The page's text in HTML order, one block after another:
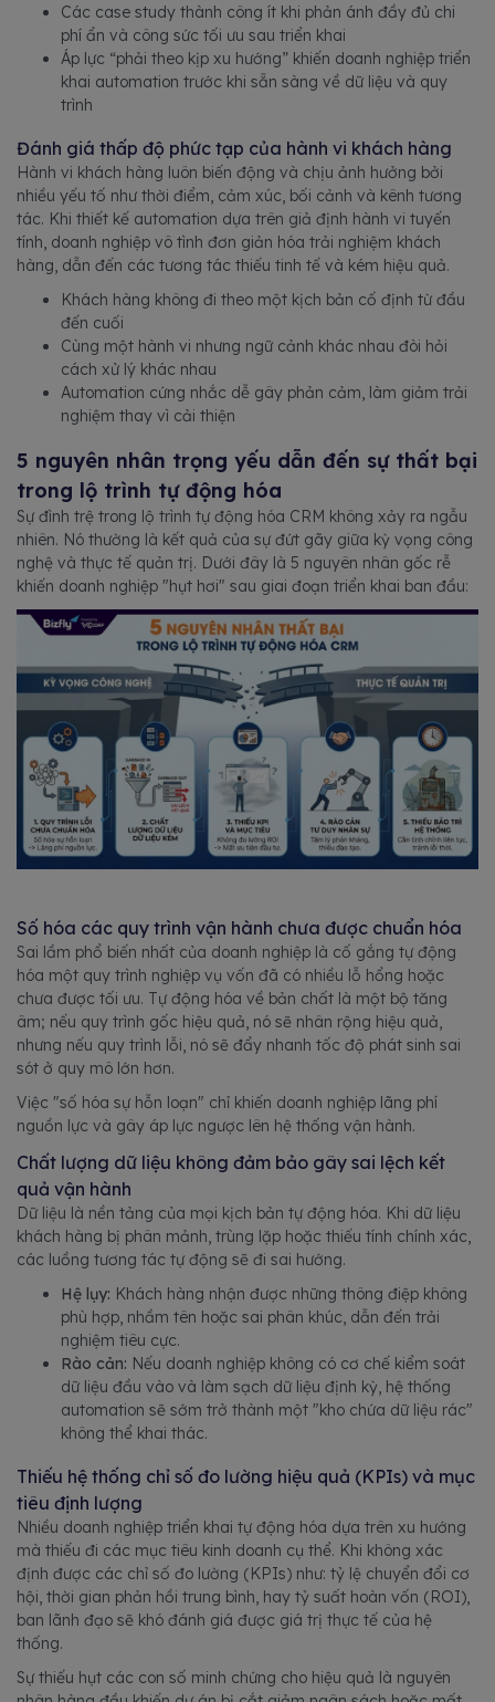
Các case study thành công ít khi phản ánh đầy đủ chi
phí ẩn và công sức tối ưu sau triển khai
Áp lực “phải theo kịp xu hướng” khiến doanh nghiệp triển
khai automation trước khi sẵn sàng về dữ liệu và quy
trình
Đánh giá thấp độ phức tạp của hành vi khách hàng
Hành vi khách hàng luôn biến động và chịu ảnh hưởng bởi
nhiều yếu tố như thời điểm, cảm xúc, bối cảnh và kênh tương
tác. Khi thiết kế automation dựa trên giả định hành vi tuyến
tính, doanh nghiệp vô tình đơn giản hóa trải nghiệm khách
hàng, dẫn đến các tương tác thiếu tinh tế và kém hiệu quả.
Khách hàng không đi theo một kịch bản cố định từ đầu
đến cuối
Cùng một hành vi nhưng ngữ cảnh khác nhau đòi hỏi
cách xử lý khác nhau
Automation cứng nhắc dễ gây phản cảm, làm giảm trải
nghiệm thay vì cải thiện
5 nguyên nhân trọng yếu dẫn đến sự thất bại
trong lộ trình tự động hóa
Sự đình trệ trong lộ trình tự động hóa CRM không xảy ra ngẫu
nhiên. Nó thường là kết quả của sự đứt gãy giữa kỳ vọng công
nghệ và thực tế quản trị. Dưới đây là 5 nguyên nhân gốc rễ
khiến doanh nghiệp "hụt hơi" sau giai đoạn triển khai ban đầu:
Số hóa các quy trình vận hành chưa được chuẩn hóa
Sai lầm phổ biến nhất của doanh nghiệp là cố gắng tự động
hóa một quy trình nghiệp vụ vốn đã có nhiều lỗ hổng hoặc
chưa được tối ưu. Tự động hóa về bản chất là một bộ tăng
âm; nếu quy trình gốc hiệu quả, nó sẽ nhân rộng hiệu quả,
nhưng nếu quy trình lỗi, nó sẽ đẩy nhanh tốc độ phát sinh sai
sót ở quy mô lớn hơn.
Việc "số hóa sự hỗn loạn" chỉ khiến doanh nghiệp lãng phí
nguồn lực và gây áp lực ngược lên hệ thống vận hành.
Chất lượng dữ liệu không đảm bảo gây sai lệch kết
quả vận hành
Dữ liệu là nền tảng của mọi kịch bản tự động hóa. Khi dữ liệu
khách hàng bị phân mảnh, trùng lặp hoặc thiếu tính chính xác,
các luồng tương tác tự động sẽ đi sai hướng.
Hệ lụy: Khách hàng nhận được những thông điệp không
phù hợp, nhầm tên hoặc sai phân khúc, dẫn đến trải
nghiệm tiêu cực.
Rào cản: Nếu doanh nghiệp không có cơ chế kiểm soát
dữ liệu đầu vào và làm sạch dữ liệu định kỳ, hệ thống
automation sẽ sớm trở thành một "kho chứa dữ liệu rác"
không thể khai thác.
Thiếu hệ thống chỉ số đo lường hiệu quả (KPIs) và mục
tiêu định lượng
Nhiều doanh nghiệp triển khai tự động hóa dựa trên xu hướng
mà thiếu đi các mục tiêu kinh doanh cụ thể. Khi không xác
định được các chỉ số đo lường (KPIs) như: tỷ lệ chuyển đổi cơ
hội, thời gian phản hồi trung bình, hay tỷ suất hoàn vốn (ROI),
ban lãnh đạo sẽ khó đánh giá được giá trị thực tế của hệ
thống.
Sự thiếu hụt các con số minh chứng cho hiệu quả là nguyên